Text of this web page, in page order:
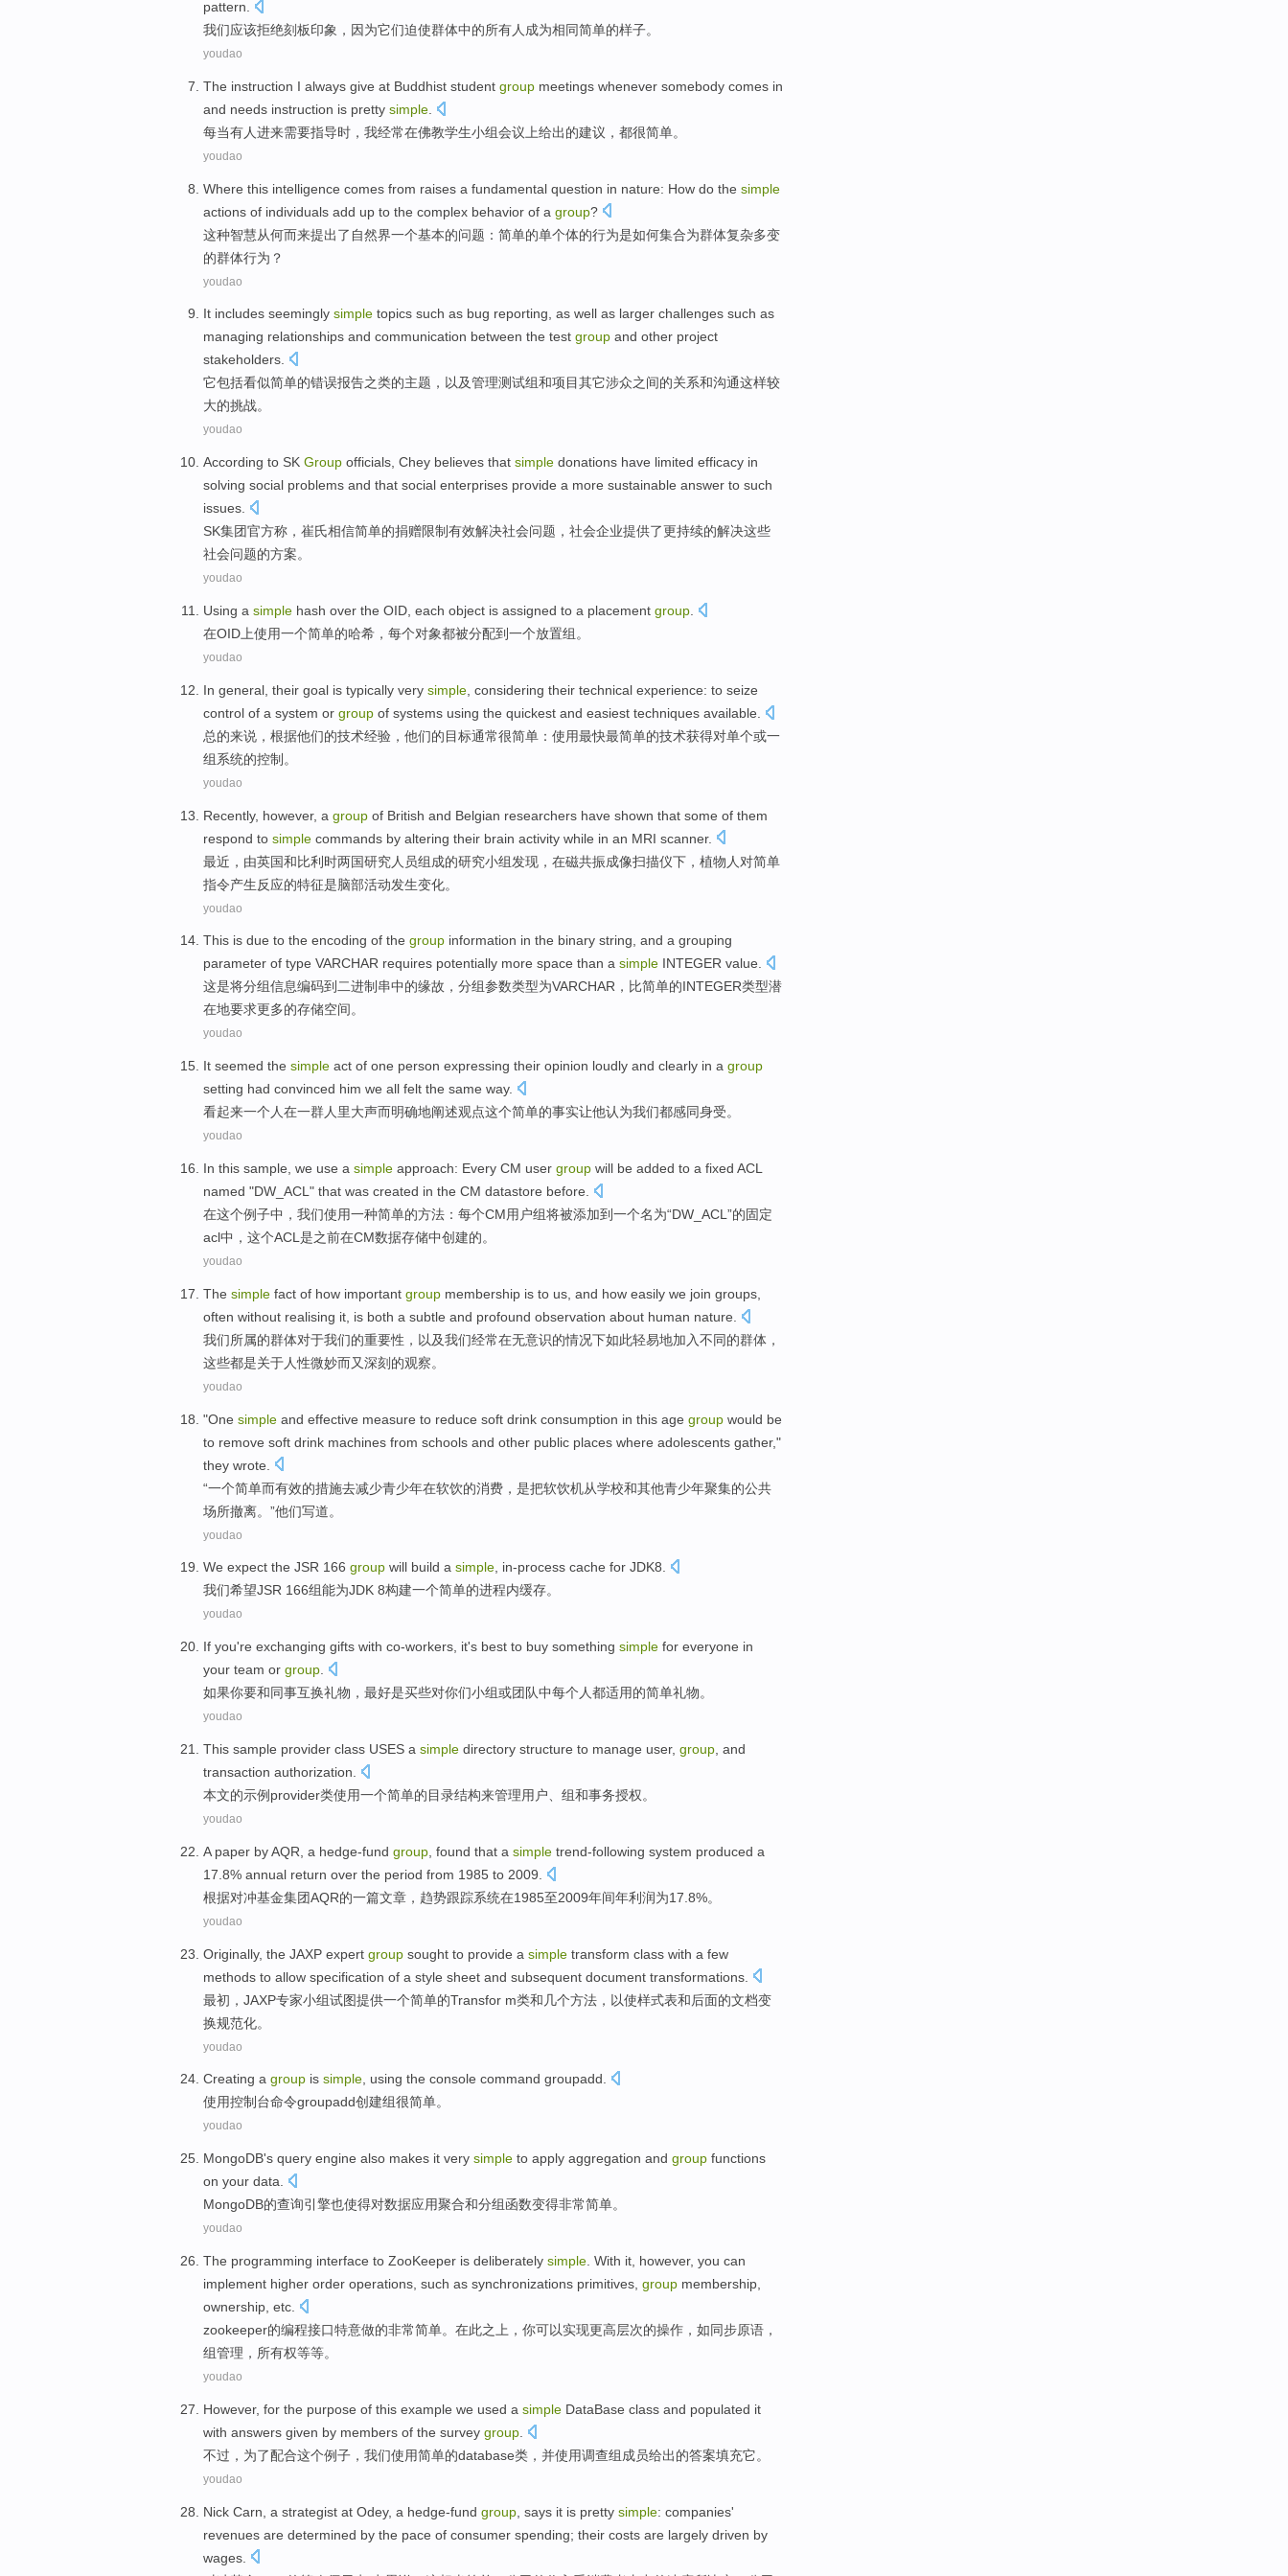
pattern
我们应该拒绝刻板印象 ， 因为它们迫使群体中的所有人 成为相同简单的样子。
youdao
The instruction I always give at Buddhist student group meetings whenever somebody comes in
and needs instruction is pretty simple
每当有人进来需要指导时， 我经常在佛教学生小组会议上给出的建议，都很简单。
youdao
Where this intelligence comes from raises a fundamental question in nature: How do the simple
actions of individuals add up to the complex behavior of a group?
这种智慧从何而来提出了 自然界一个基本的问题 ： 简单的单个体的行为是如何集合为群体复杂多变
的群体行为 ？
youdao
It includes seemingly simple topics such as bug reporting, as well as larger challenges such as
managing relationships and communication between the test group and other project
stakeholders.
它包括看似简单的错误报告之类的主题 ， 以及管理测试组和项目其它涉众之间的关系和沟通这样较
大的挑战。
youdao
According to SK Group officials Chey believes that simple donations have limited efficacy in
solving social problems and that social enterprises provide a more sustainable answer to such
issues
SK集团官方称 ， 崔氏相信简单的捐赠限制有效解决社会问题 ，社会企业提供了更持续的解决这些
社会问题的方案。
youdao
Using a simple hash over the OID each object is assigned to a placement group
在OID 上使用一个简单的哈希 ， 每个对象都被分配到一个放置组。
youdao
In general their goal is typically very simple considering their technical experience: to seize
control of a system or group of systems using the quickest and easiest techniques available
总的来说， 根据他们的技术经验 ，他们的目标通常很简单 ： 使用最快最简单的技术获得对单个或一
组系统的控制 。
youdao
Recently, however, a group of British and Belgian researchers have shown that some of them
respond to simple commands by altering their brain activity while in an MRI scanner.
最近 ， 由英国和比利时两国研究人员组成的研究小组发现 ， 在磁共振成像扫描仪下 ， 植物人 对简单
指令产生反应的特征是脑部活动发生变化。
youdao
This is due to the encoding of the group information in the binary string, and a grouping
parameter of type VARCHAR requires potentially more space than a simple INTEGER value.
这是将分组信息编码到二进制 串中的缘故， 分组参数类型为VARCHAR ， 比简单的INTEGER类型潜
在地要求更多的存储空间。
youdao
It seemed the simple act of one person expressing their opinion loudly and clearly in a group
setting had convinced him we all felt the same way.
看起来一个 人在一群人 里大声而明确地阐述观点这个简单的事实让他认为我们都感同身受。
youdao
In this sample we use a simple approach: Every CM user group will be added to a fixed ACL
named "DW_ACL" that was created in the CM datastore before
在这个例子中 ， 我们使用一种简单的方法 ： 每个CM用户组将被添加到一个名为“DW_ACL”的固定
acl中，这个ACL 是之前在CM数据存储中创建的。
youdao
The simple fact of how important group membership is to us and how easily we join groups
often without realising it, is both a subtle and profound observation about human nature
我们所属的群体对于我们的重要性 ， 以及我们经常在无意识的情况下如此轻易地加入不同的群体 ，
这些都是关于人性微妙而又深刻的观察。
youdao
"One simple and effective measure to reduce soft drink consumption in this age group would be
to remove soft drink machines from schools and other public places where adolescents gather,"
they wrote
“一个简单而有效的措施去减少青少年在软饮的消费 ， 是把软饮机从学校和其他青少年聚集的公共
场所撤离。”他们写道。
youdao
We expect the JSR 166 group will build a simple, in-process cache for JDK8.
我们希望JSR 166组能为JDK 8构建一个简单的进程内缓存。
youdao
If you're exchanging gifts with co-workers , it's best to buy something simple for everyone in
your team or group
如果你要和同事互换礼物 ， 最好是买些对你们小组或团队中每个人都适用的简单礼物。
youdao
This sample provider class USES a simple directory structure to manage user, group and
transaction authorization
本文的示例 provider类使用一个简单的目录结构来管理用户 组和事务授权。
youdao
A paper byAQR a hedge-fund group , found that a simple trend-following system produced a
17.8% annual return over the period from 1985 to 2009.
根据对冲基金集团AQR的一篇文章 ， 趋势跟踪系统在1985至2009年间年利润为17.8%。
youdao
Originally, the JAXP expert group sought to provide a simple transform class with a few
methods to allow specification of a style sheet and subsequent document transformations
最初 ， JAXP专家小组试图提供一个简单的Transfor m类和 几个方法 ， 以使样式表和后面的文档变
换规范化。
youdao
Creating a group is simple, using the console command groupadd.
使用控制台命令groupadd创建组很简单。
youdao
MongoDB's query engine also makes it very simple to apply aggregation and group functions
on your data
MongoDB的查询引擎也使得对数据应用聚合和分组函数变得非常简单。
youdao
The programming interface to ZooKeeper is deliberately simple With it, however, you can
implement higher order operations such as synchronizations primitives group membership,
ownership etc
zookeeper的编程接口特意做的非常简单。 在此之上， 你可以实现更高层次的操作 ， 如同步原语 ，
组管理，所有权等等。
youdao
However, for the purpose of this example we used a simple DataBase class and populated it
with answers given by members of the survey group
不过 ， 为了配合这个例子 ， 我们使用简单的database类 ， 并使用调查组成员给出的答案填充它。
youdao
Nick Carn , a strategist at Odey, a hedge-fund group says it is pretty simple: companies'
revenues are determined by the pace of consumer spending; their costs are largely driven by
wages